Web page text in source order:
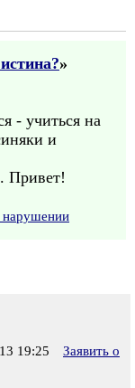
»
- учиться на
и
Привет!
нарушении
19:25
Заявить о